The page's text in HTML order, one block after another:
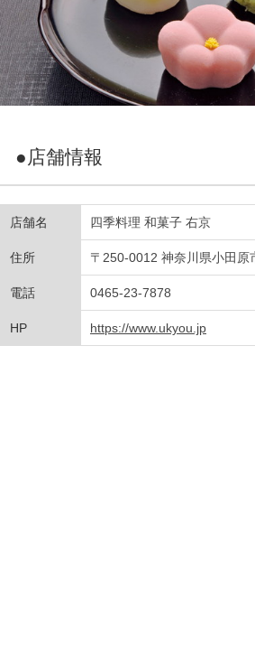
●店舗情報
店舗名 四季料理 和菓子 右京
住所 〒250-0012 神奈川県小田原
電話 0465-23-7878
HP https://www.ukyou.jp